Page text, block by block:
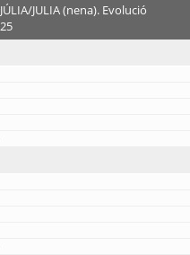
JULIA (nena). Evolució